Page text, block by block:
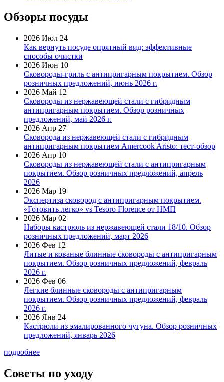
Обзоры посуды
2026 Июл 24
Как вернуть посуде опрятный вид: эффективные
способы очистки
2026 Июн 10
Сковороды-гриль с антипригарным покрытием. Обзор
розничных предложений, июнь 2026 г.
2026 Май 12
Сковороды из нержавеющей стали с гибридным
антипригарным покрытием. Обзор розничных
предложений, май 2026 г.
2026 Апр 27
Сковорода из нержавеющей стали с гибридным
антипригарным покрытием Amercook Aristo: тест-обзор
2026 Апр 10
Сковороды из нержавеющей стали с антипригарным
покрытием. Обзор розничных предложений, апрель
2026
2026 Мар 19
Экспертиза сковород с антипригарным покрытием.
«Готовить легко» vs Tesoro Florence от НМП
2026 Мар 02
Наборы кастрюль из нержавеющей стали 18/10. Обзор
розничных предложений, март 2026
2026 Фев 12
Литые и кованые блинные сковороды с антипригарным
покрытием. Обзор розничных предложений, февраль
2026 г.
2026 Фев 06
Легкие блинные сковороды с антипригарным
покрытием. Обзор розничных предложений, февраль
2026 г.
2026 Янв 24
Кастрюли из эмалированного чугуна. Обзор розничных
предложений, январь 2026
подробнее
Советы по уходу